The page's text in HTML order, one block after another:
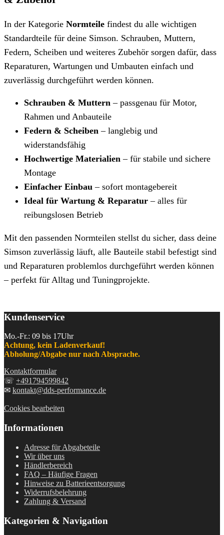
In der Kategorie Normteile findest du alle wichtigen
Standardteile für deine Simson. Schrauben, Muttern,
Federn, Scheiben und weiteres Zubehör sorgen dafür, dass
Reparaturen, Wartungen und Umbauten einfach und
zuverlässig durchgeführt werden können.
Schrauben & Muttern – passgenau für Motor,
Rahmen und Anbauteile
Federn & Scheiben – langlebig und
widerstandsfähig
Hochwertige Materialien – für stabile und sichere
Montage
Einfacher Einbau – sofort montagebereit
Ideal für Wartung & Reparatur – alles für
reibungslosen Betrieb
Mit den passenden Normteilen stellst du sicher, dass deine
Simson zuverlässig läuft, alle Bauteile stabil befestigt sind
und Reparaturen problemlos durchgeführt werden können
– perfekt für Alltag und Tuningprojekte.
Kundenservice
Mo.-Fr.: 09 bis 17Uhr
Achtung, kein Ladenverkauf!
Abholung/Abgabe nur nach Absprache.
Kontaktformular
☏ +491794599842
✉ kontakt@dds-performance.de
Cookies bearbeiten
Informationen
Adresse für Abgabeteile
Wir über uns
Händlerbereich
FAQ – Häufige Fragen
Hinweise zu Batterieentsorgung
Widerrufsbelehrung
Zahlung & Versand
Kategorien & Navigation